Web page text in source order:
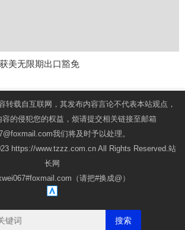
美无限期出口豁免
转载自互联网，其发布内容言论不代表本站观点，
的侵犯您的权益，烦请提交相关链接至邮箱
我们将及时予以处理。
https://www.tzzz.com.cn All Rights Reserved.站
长网
（请把#换成@）
搜索